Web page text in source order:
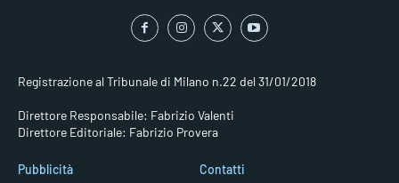
Registrazione al Tribunale di Milano n.22 del 31/01/2018
Direttore Responsabile: Fabrizio Valenti
Direttore Editoriale: Fabrizio Provera
Pubblicità
Contatti